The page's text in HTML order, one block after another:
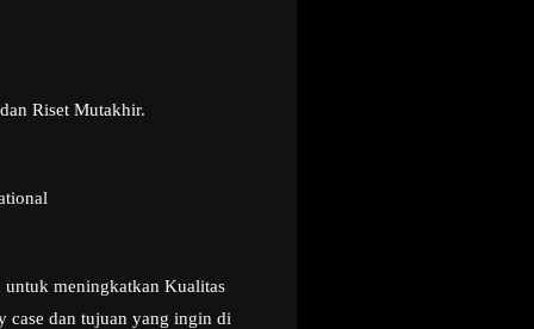
Riset Mutakhir.
meningkatkan Kualitas
case dan tujuan yang ingin di